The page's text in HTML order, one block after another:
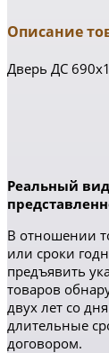
Описание
Дверь ДС
Реальный
В отношении
или сроки
предъявить
товаров
двух лет со
длительные
договором.